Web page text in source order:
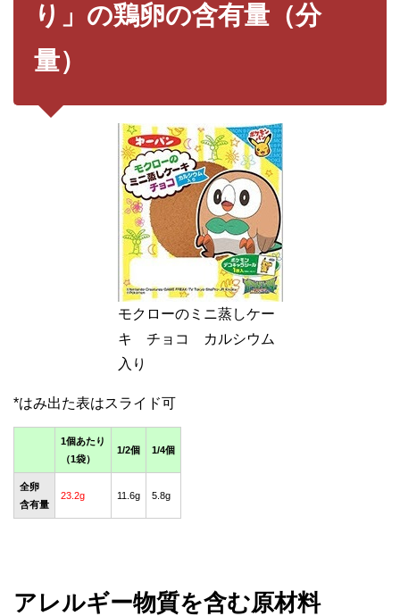
り」の鶏卵の含有量（分
量）
モクローのミニ蒸しケー
キ チョコ カルシウム
入り
1個あたり
（1袋）
1/2個 1/4個
全卵
含有量
23.2g 11.6g 5.8g
アレルギー物質を含む原材料